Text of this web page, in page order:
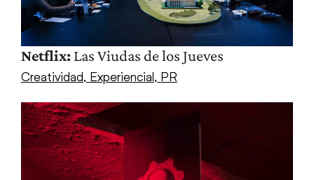
Netflix:Las Viudas de los Jueves
Creatividad, Experiencial, PR